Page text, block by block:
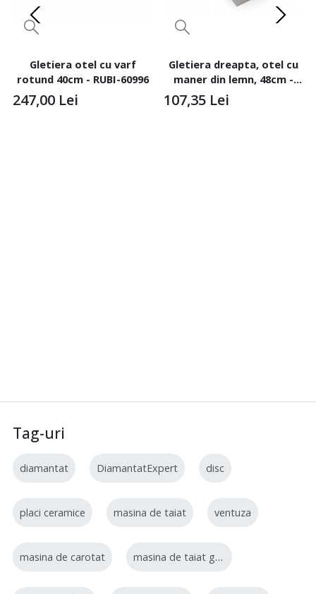
Gletiera otel cu varf
rotund 40cm - RUBI-60996
247,00 Lei
Gletiera dreapta, otel cu
maner din lemn, 48cm -
RUBI-65988
107,35 Lei
Tag-uri
diamantat DiamantatExpert disc
placi ceramice masina de taiat ventuza
masina de carotat masina de taiat gresie